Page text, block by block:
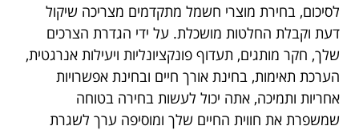
לסיכום, בחירת מוצרי חשמל מתקדמים מצריכה שיקול
דעת וקבלת החלטות מושכלת. על ידי הגדרת הצרכים
שלך, חקר מותגים, תעדוף פונקציונליות ויעילות אנרגטית,
הערכת תאימות, בחינת אורך חיים ובחינת אפשרויות
אחריות ותמיכה, אתה יכול לעשות בחירה בטוחה
שמשפרת את חווית החיים שלך ומוסיפה ערך לשגרת